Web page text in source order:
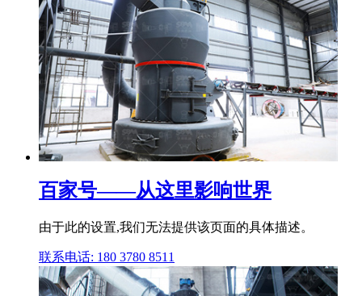
百家号——从这里影响世界
由于此的设置,我们无法提供该页面的具体描述。
联系电话: 180 3780 8511